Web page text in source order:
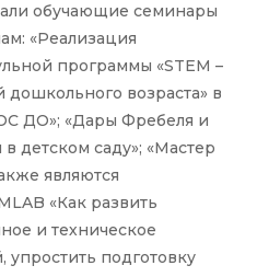
обучающие семинары
«Реализация
программы «STEМ –
дошкольного возраста» в
ДО»; «Дары Фребеля и
в детском саду»; «Мастер
являются
«Как развить
и техническое
упростить подготовку